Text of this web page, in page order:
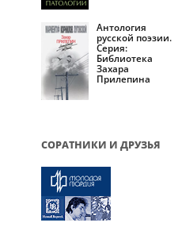
Антология
русской поэзии.
Серия:
Библиотека
Захара
Прилепина
СОРАТНИКИ И ДРУЗЬЯ